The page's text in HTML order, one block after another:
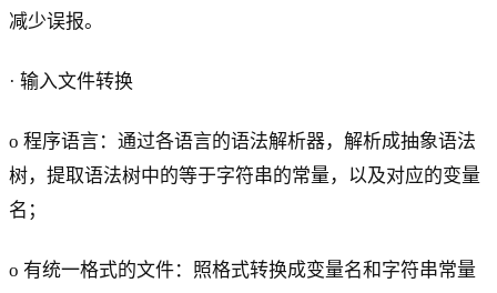
减少误报。
· 输入文件转换
o 程序语言：通过各语言的语法解析器，解析成抽象语法
树，提取语法树中的等于字符串的常量，以及对应的变量
名；
o 有统一格式的文件：照格式转换成变量名和字符串常量